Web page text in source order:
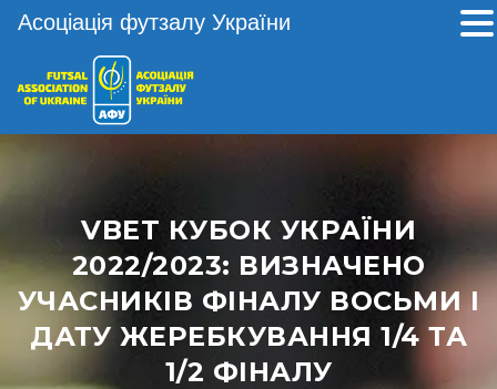
VBET КУБОК УКРАЇНИ
2022/2023: ВИЗНАЧЕНО
УЧАСНИКІВ ФІНАЛУ ВОСЬМИ І
ДАТУ ЖЕРЕБКУВАННЯ 1/4 ТА
1/2 ФІНАЛУ
Асоціація футзалу України